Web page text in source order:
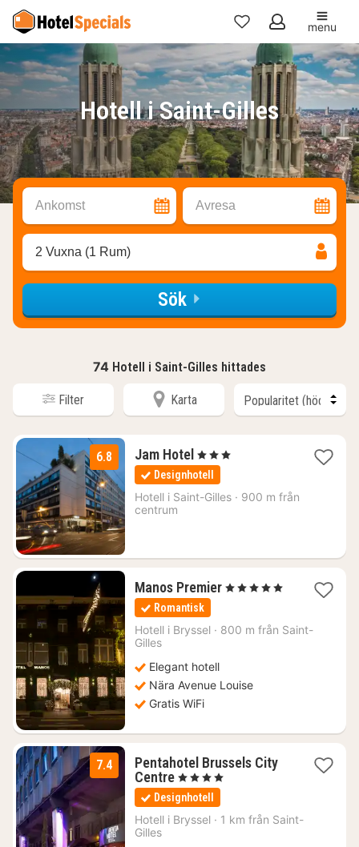
Mina
favoriter
menu
Hotell i Saint-Gilles
Ankomst Avresa
2 Vuxna (1 Rum)
Sök
74 Hotell i Saint-Gilles hittades
Filter Karta
6.8 Jam Hotel 1
natt
från
842
, 3 Stjärnor
Designhotell
Hotell i Saint-Gilles · 900 m från
centrum
Manos Premier1
1899
, 5 Stjärnor
Romantisk
Hotell i Bryssel · 800 m från Saint-
Gilles
Elegant hotell
Nära Avenue Louise
Gratis WiFi
7.4
Pentahotel Brussels City
Centre1
natt
från
1049
, 4 Stjärnor
Designhotell
Hotell i Bryssel · 1 km från Saint-
Gilles